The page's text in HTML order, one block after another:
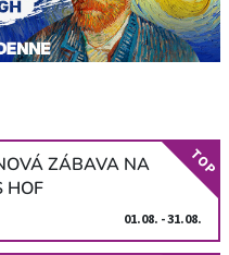
ZÁBAVA NA
HOF
01.08. - 31.08.
TOP